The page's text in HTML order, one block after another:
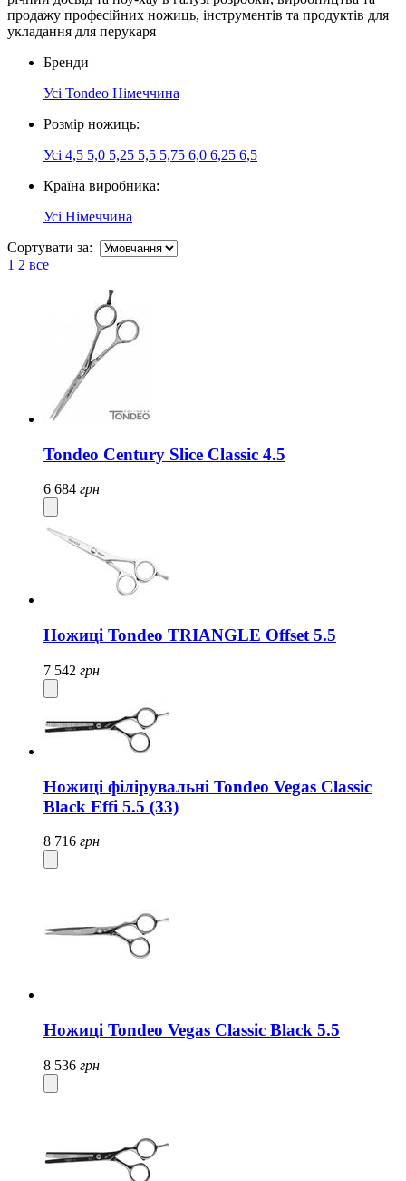
продажу професійних ножиць, інструментів та продуктів для
укладання для перукаря
Бренди
Усі Tondeo Німеччина
Розмір ножиць:
Усі 4,5 5,0 5,25 5,5 5,75 6,0 6,25 6,5
Країна виробника:
Усі Німеччина
Сортувати за:
1 2 все
Tondeo Century Slice Classic 4.5
6 684 грн
Ножиці Tondeo TRIANGLE Offset 5.5
7 542 грн
Ножиці філірувальні Tondeo Vegas Classic
Black Effi 5.5 (33)
8 716 грн
Ножиці Tondeo Vegas Classic Black 5.5
8 536 грн